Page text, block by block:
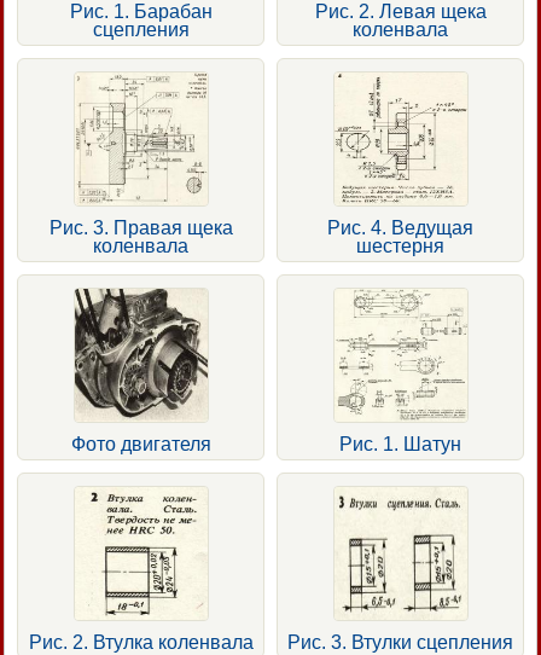
Рис. 1. Барабан
сцепления
Рис. 2. Левая щека
коленвала
Рис. 3. Правая щека
коленвала
Рис. 4. Ведущая
шестерня
Фото двигателя Рис. 1. Шатун
Рис. 2. Втулка коленвала Рис. 3. Втулки сцепления